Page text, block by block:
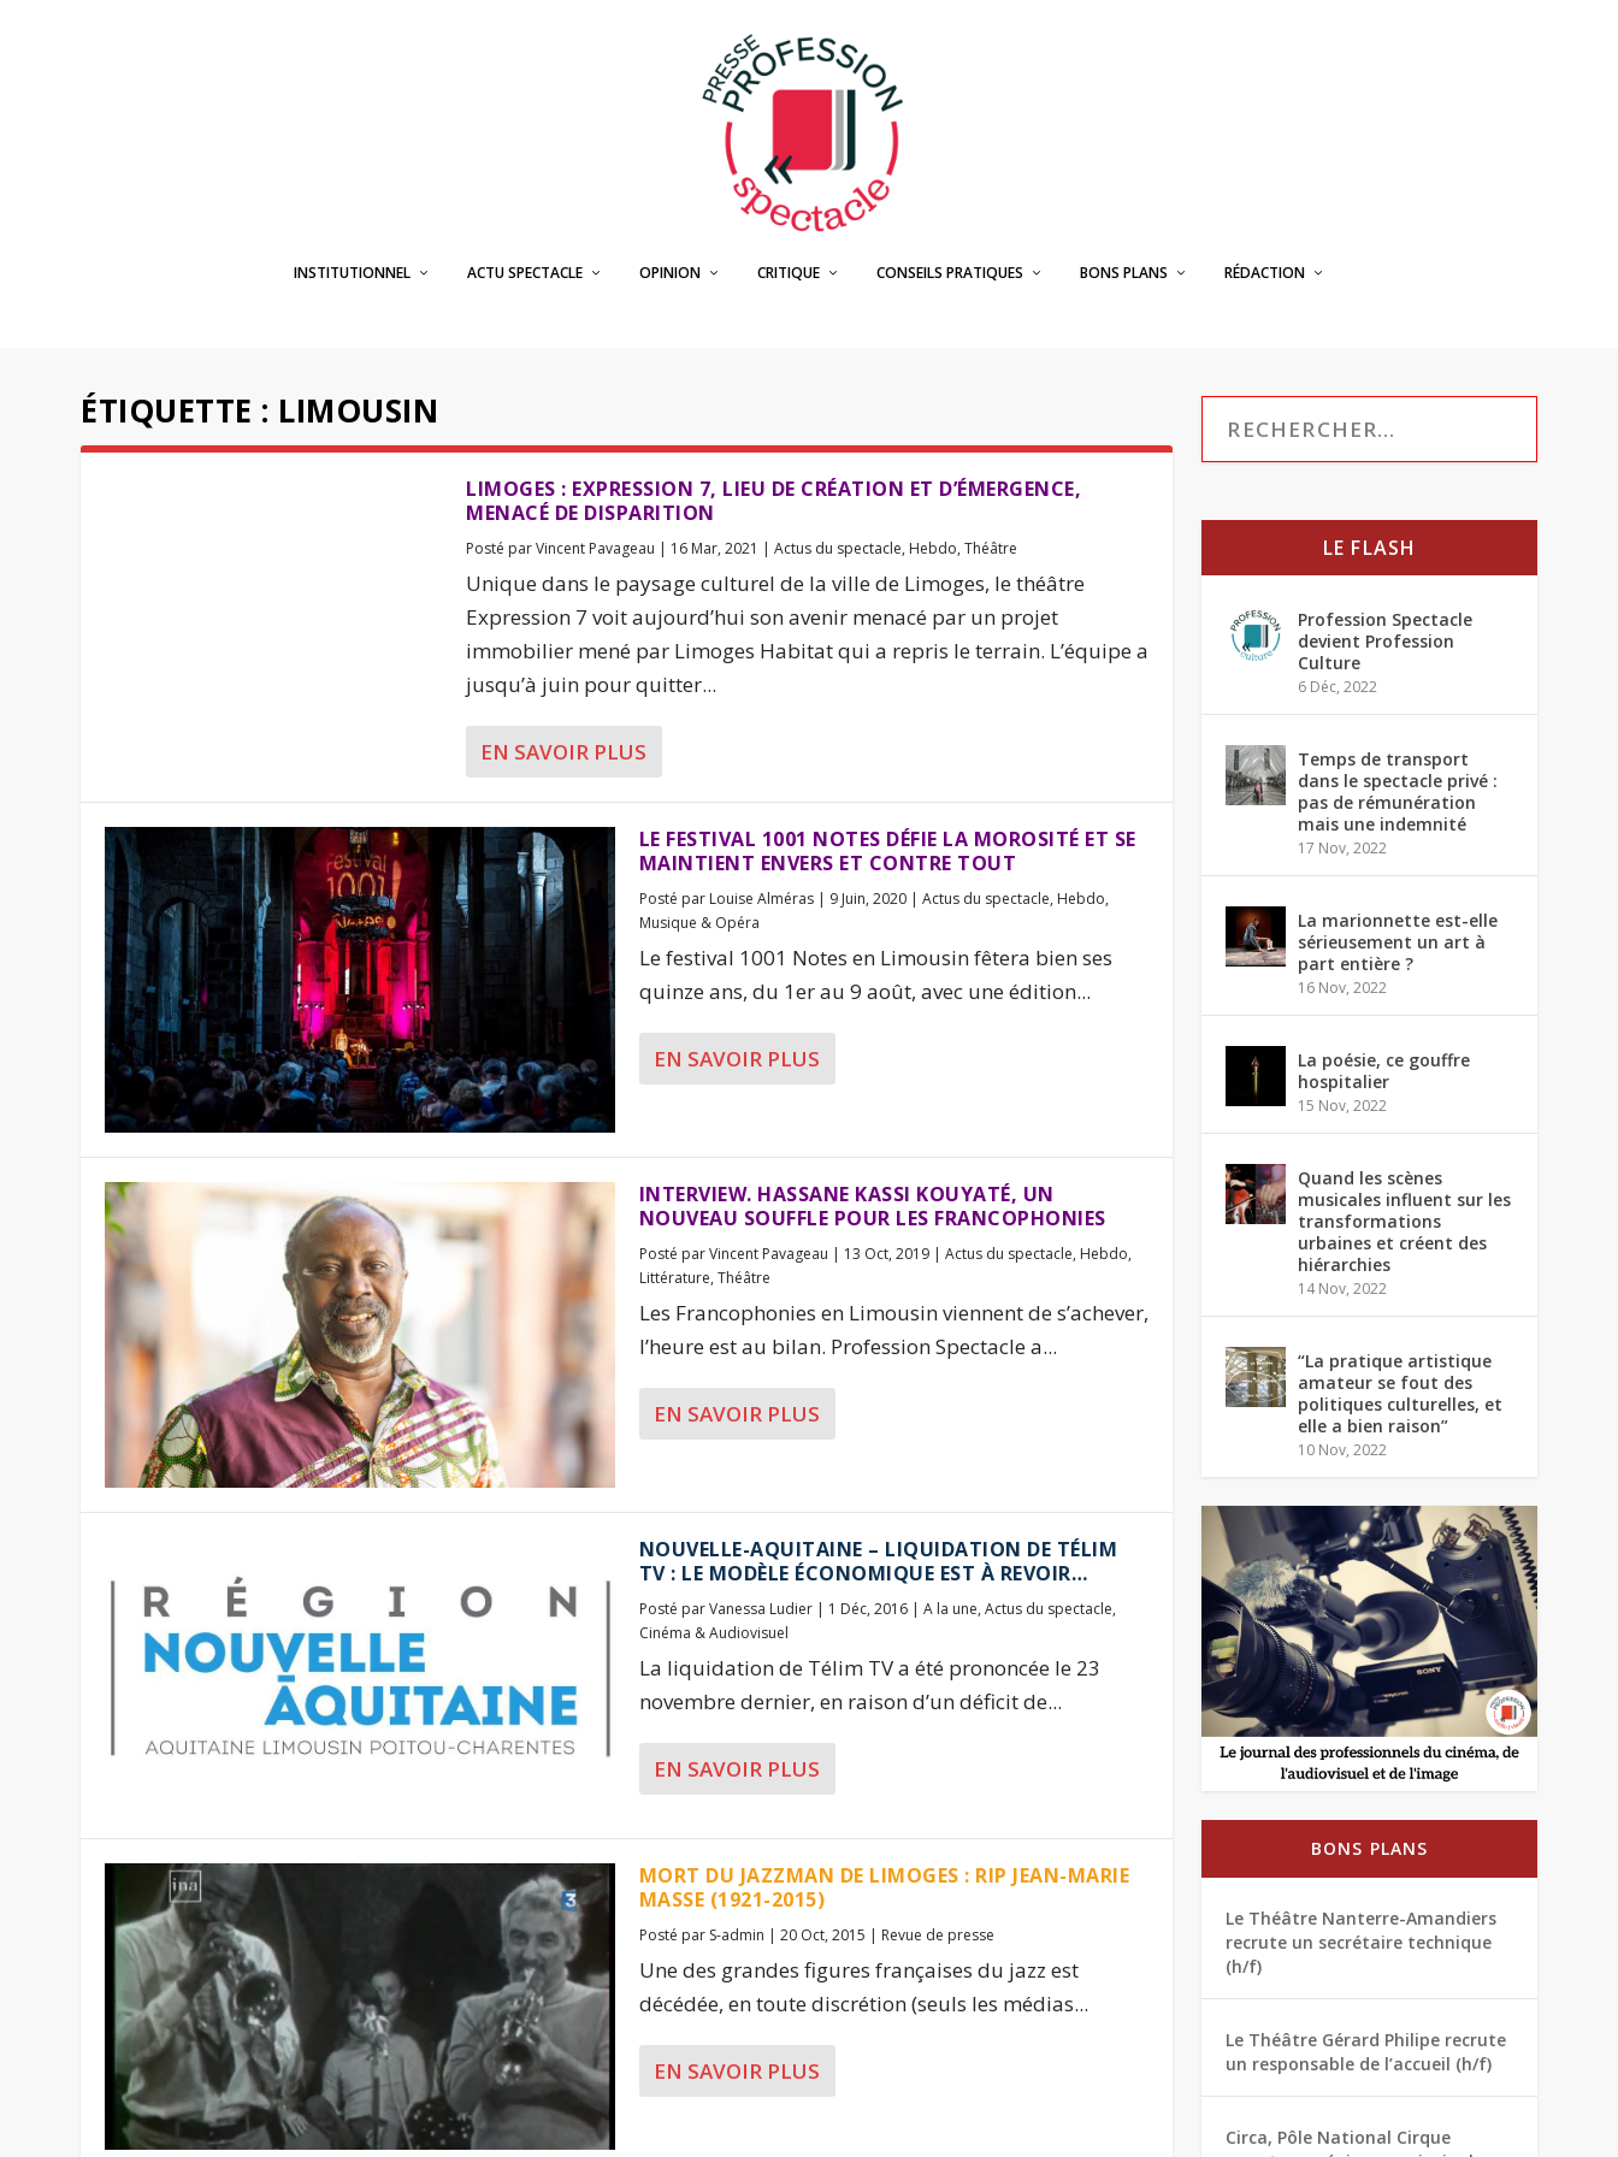
INSTITUTIONNEL ACTU SPECTACLE OPINION CRITIQUE CONSEILS PRATIQUES BONS PLANS RÉDACTION
ÉTIQUETTE : LIMOUSIN
LIMOGES : EXPRESSION 7, LIEU DE CRÉATION ET D’ÉMERGENCE,
MENACÉ DE DISPARITION
Posté parVincent Pavageau | 16 Mar, 2021 |Actus du spectacle, Hebdo,Théâtre
Unique dans le paysage culturel de la ville de Limoges, le théâtre
Expression 7 voit aujourd’hui son avenir menacé par un projet
immobilier mené par Limoges Habitat qui a repris le terrain. L’équipe a
jusqu’à juin pour quitter...
EN SAVOIR PLUS
LE FESTIVAL 1001 NOTES DÉFIE LA MOROSITÉ ET SE
MAINTIENT ENVERS ET CONTRE TOUT
Posté par Louise Alméras| 9 Juin, 2020| Actus du spectacle, Hebdo,
Musique & Opéra
Le festival 1001 Notes en Limousin fêtera bien ses
quinze ans, du 1er au 9 août, avec une édition...
EN SAVOIR PLUS
INTERVIEW. HASSANE KASSI KOUYATÉ, UN
NOUVEAU SOUFFLE POUR LES FRANCOPHONIES
Posté parVincent Pavageau | 13 Oct, 2019| Actus du spectacle, Hebdo,
Littérature, Théâtre
Les Francophonies en Limousin viennent de s’achever,
l’heure est au bilan. Profession Spectacle a...
EN SAVOIR PLUS
NOUVELLE-AQUITAINE – LIQUIDATION DE TÉLIM
TV : LE MODÈLE ÉCONOMIQUE EST À REVOIR…
Posté parVanessa Ludier| 1 Déc, 2016| A la une, Actus du spectacle,
Cinéma & Audiovisuel
La liquidation de Télim TV a été prononcée le 23
novembre dernier, en raison d’un déficit de...
EN SAVOIR PLUS
MORT DU JAZZMAN DE LIMOGES : RIP JEAN-MARIE
MASSE (1921-2015)
Posté par S-admin | 20 Oct, 2015 | Revue de presse
Une des grandes figures françaises du jazz est
décédée, en toute discrétion (seuls les médias...
EN SAVOIR PLUS
LE FLASH
Profession Spectacle
devient Profession
Culture
6 Déc, 2022
Temps de transport
dans le spectacle privé :
pas de rémunération
mais une indemnité
17 Nov, 2022
La marionnette est-elle
sérieusement un art à
part entière ?
16 Nov, 2022
La poésie, ce gouffre
hospitalier
15 Nov, 2022
Quand les scènes
musicales influent sur les
transformations
urbaines et créent des
hiérarchies
14 Nov, 2022
“La pratique artistique
amateur se fout des
politiques culturelles, et
elle a bien raison”
10 Nov, 2022
BONS PLANS
Le Théâtre Nanterre-Amandiers
recrute un secrétaire technique
(h/f)
Le Théâtre Gérard Philipe recrute
un responsable de l’accueil (h/f)
Circa, Pôle National Cirque